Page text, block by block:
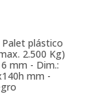
Palet plástico
2.500 Kg)
mm - Dim.:
mm -